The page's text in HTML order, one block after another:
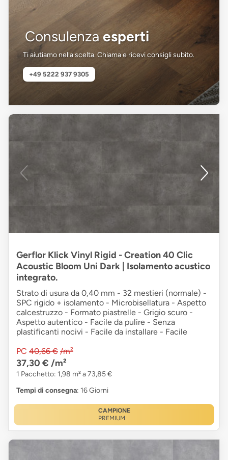
Consulenza esperti
Ti aiutiamo nella scelta. Chiama e ricevi consigli subito.
+49 5222 937 9305
Gerflor Klick Vinyl Rigid - Creation 40 Clic
Acoustic Bloom Uni Dark | Isolamento acustico
integrato.
Strato di usura da 0,40 mm - 32 mestieri (normale) -
SPC rigido + isolamento - Microbisellatura - Aspetto
calcestruzzo - Formato piastrelle - Grigio scuro -
Aspetto autentico - Facile da pulire - Senza
plastificanti nocivi - Facile da installare - Facile
PC 40,66 € /m²
37,30 € /m²
1 Pacchetto: 1,98 m² a 73,85 €
Tempi di consegna: 16 Giorni
CAMPIONE
PREMIUM